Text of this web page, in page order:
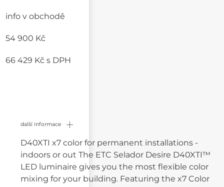
info v obchodě
54 900 Kč
66 429 Kčs DPH
další informace
D40XTI x7 color for permanent installations -
indoors or out The ETC Selador Desire D40XTI™
LED luminaire gives you the most flexible color
mixing for your building. Featuring the x7 Color